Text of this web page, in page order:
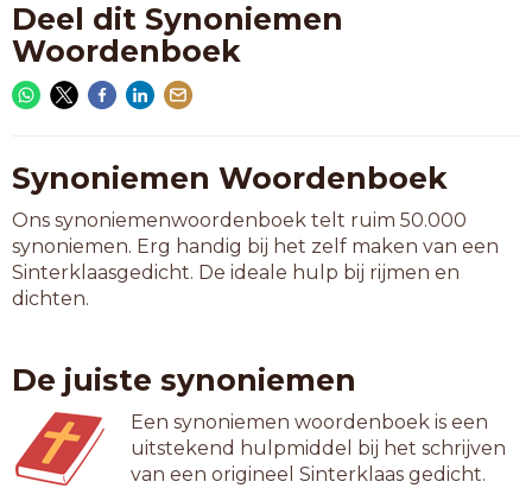
Deel dit Synoniemen
Woordenboek
Synoniemen Woordenboek
Ons synoniemenwoordenboek telt ruim 50.000
synoniemen. Erg handig bij het zelf maken van een
Sinterklaasgedicht. De ideale hulp bij rijmen en
dichten.
De juiste synoniemen
Een synoniemen woordenboek is een
uitstekend hulpmiddel bij het schrijven
van een origineel Sinterklaas gedicht.